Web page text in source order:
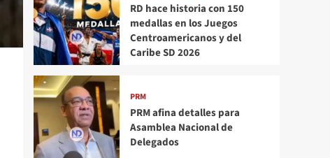
RD hace historia con 150
medallas en los Juegos
Centroamericanos y del
Caribe SD 2026
PRM
PRM afina detalles para
Asamblea Nacional de
Delegados